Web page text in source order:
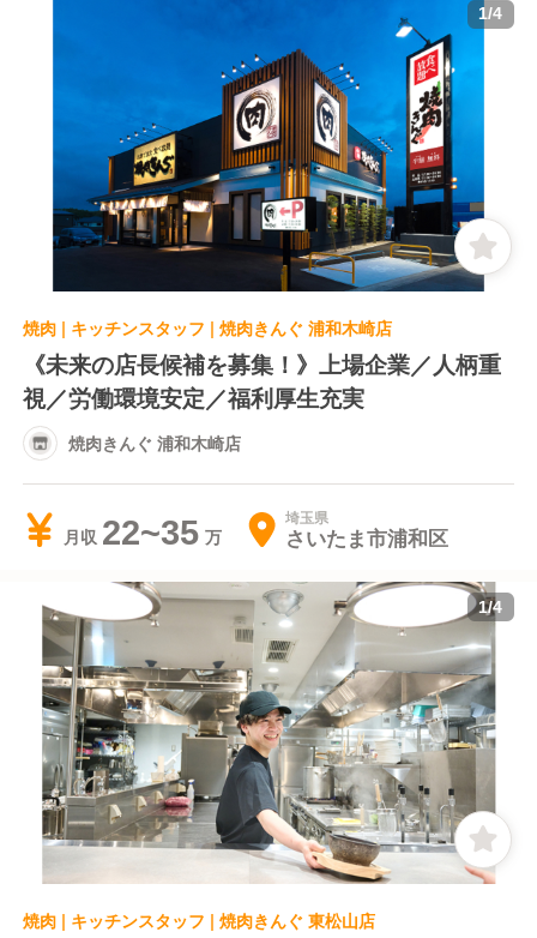
1/4
焼肉 | キッチンスタッフ | 焼肉きんぐ 浦和木崎店
《未来の店長候補を募集！》上場企業／人柄重
視／労働環境安定／福利厚生充実
焼肉きんぐ 浦和木崎店
月収 22~35 埼玉県
さいたま市浦和区
1/4
焼肉 | キッチンスタッフ | 焼肉きんぐ 東松山店